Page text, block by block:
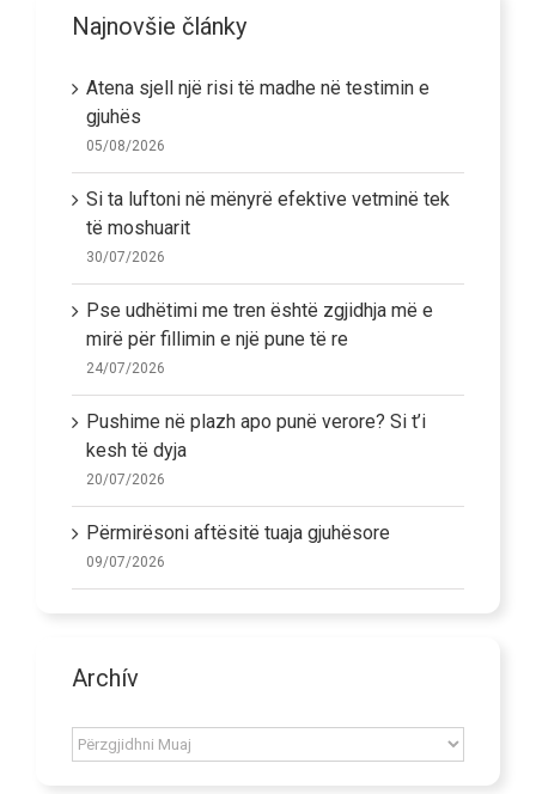
Najnovšie články
Atena sjell një risi të madhe në testimin e
gjuhës
05/08/2026
Si ta luftoni në mënyrë efektive vetminë tek
të moshuarit
30/07/2026
Pse udhëtimi me tren është zgjidhja më e
mirë për fillimin e një pune të re
24/07/2026
Pushime në plazh apo punë verore? Si t’i
kesh të dyja
20/07/2026
Përmirësoni aftësitë tuaja gjuhësore
09/07/2026
Archív
Archív